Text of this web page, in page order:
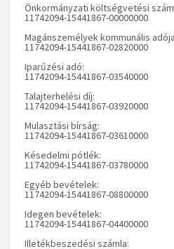
Önkormányzati költségvetési
11742094-15441867-00000000
Magánszemélyek kommunális adója
11742094-15441867-02820000
Iparűzési adó:
11742094-15441867-03540000
Talajterhelési díj:
11742094-15441867-03920000
Mulasztási bírság:
11742094-15441867-03610000
Késedelmi pótlék:
11742094-15441867-03780000
Egyéb bevételek:
11742094-15441867-08800000
Idegen bevételek:
11742094-15441867-04400000
Illetékbeszedési számla: